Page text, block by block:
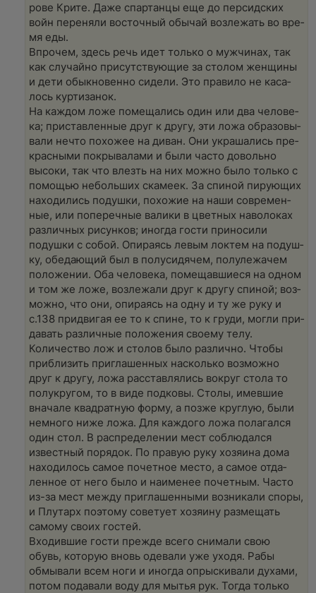
ро­ве Кри­те. Даже спар­тан­цы еще до пер­сид­ских
войн пере­ня­ли восточ­ный обы­чай воз­ле­жать во вре­
мя еды.
Впро­чем, здесь речь идет толь­ко о муж­чи­нах, так
как слу­чай­но при­сут­ст­ву­ю­щие за сто­лом жен­щи­ны
и дети обык­но­вен­но сиде­ли. Это пра­ви­ло не каса­
лось кур­ти­за­нок.
На каж­дом ложе поме­ща­лись один или два чело­ве­
ка; при­став­лен­ные друг к дру­гу, эти ложа обра­зо­вы­
ва­ли нечто похо­жее на диван. Они укра­ша­лись пре­
крас­ны­ми покры­ва­ла­ми и были часто доволь­но
высо­ки, так что влезть на них мож­но было толь­ко с
помо­щью неболь­ших ска­ме­ек. За спи­ной пиру­ю­щих
нахо­ди­лись подуш­ки, похо­жие на наши совре­мен­
ные, или попе­реч­ные вали­ки в цвет­ных наво­ло­ках
раз­лич­ных рисун­ков; ино­гда гости при­но­си­ли
подуш­ки с собой. Опи­ра­ясь левым лок­тем на подуш­
ку, обедаю­щий был в полу­сидя­чем, полу­ле­жа­чем
поло­же­нии. Оба чело­ве­ка, поме­щав­ши­е­ся на одном
и том же ложе, воз­ле­жа­ли друг к дру­гу спи­ной; воз­
мож­но, что они, опи­ра­ясь на одну и ту же руку и
с.138 при­дви­гая ее то к спине, то к груди, мог­ли при­
да­вать раз­лич­ные поло­же­ния сво­е­му телу.
Коли­че­ство лож и сто­лов было раз­лич­но. Чтобы
при­бли­зить при­гла­шен­ных насколь­ко воз­мож­но
друг к дру­гу, ложа рас­став­ля­лись вокруг сто­ла то
полу­кру­гом, то в виде под­ко­вы. Сто­лы, имев­шие
вна­ча­ле квад­рат­ную фор­му, а поз­же круг­лую, были
немно­го ниже ложа. Для каж­до­го ложа пола­гал­ся
один стол. В рас­пре­де­ле­нии мест соблюдал­ся
извест­ный порядок. По пра­вую руку хозя­и­на дома
нахо­ди­лось самое почет­ное место, а самое отда­
лен­ное от него было и наи­ме­нее почет­ным. Часто
из-за мест меж­ду при­гла­шен­ны­ми воз­ни­ка­ли спо­ры,
и Плу­тарх поэто­му сове­ту­ет хозя­и­ну раз­ме­щать
само­му сво­их гостей.
Вхо­див­шие гости преж­де все­го сни­ма­ли свою
обувь, кото­рую вновь оде­ва­ли уже ухо­дя. Рабы
обмы­ва­ли всем ноги и ино­гда опрыс­ки­ва­ли духа­ми,
потом пода­ва­ли воду для мытья рук. Тогда толь­ко